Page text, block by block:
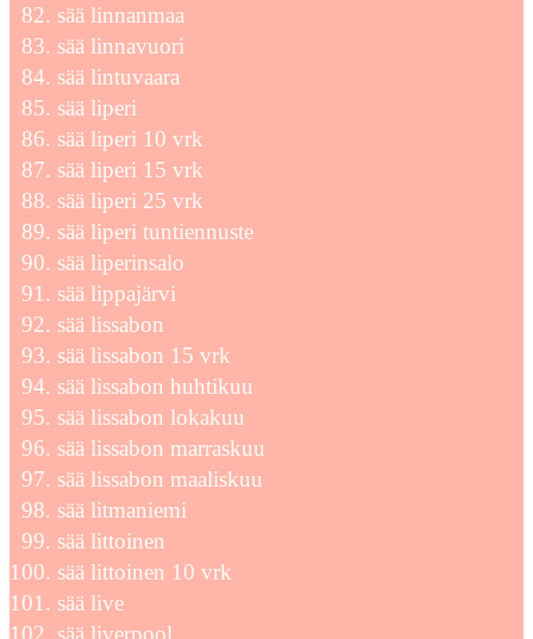
sää linnanmaa
sää linnavuori
sää lintuvaara
sää liperi
sää liperi 10 vrk
sää liperi 15 vrk
sää liperi 25 vrk
sää liperi tuntiennuste
sää liperinsalo
sää lippajärvi
sää lissabon
sää lissabon 15 vrk
sää lissabon huhtikuu
sää lissabon lokakuu
sää lissabon marraskuu
sää lissabon maaliskuu
sää litmaniemi
sää littoinen
sää littoinen 10 vrk
sää live
sää liverpool